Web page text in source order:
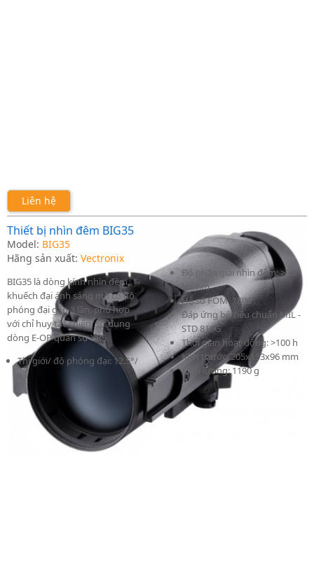
Liên hệ
Thiết bị nhìn đêm BIG35
Model: BIG35
Hãng sản xuất: Vectronix
BIG35 là dòng kính nhìn đêm
khuếch đại ánh sáng mờ có độ
phóng đại gấp 3 lần, phù hợp
với chỉ huy tác chiến, sử dụng
dòng E-OP quân sự XR5.
Thị giới/ độ phóng đại: 12.5°/
x3
Độ phân giải nhìn đêm: >3.2
lp/mm
Hệ số FOM: 1800
Đáp ứng bộ tiêu chuẩn MIL -
STD 810G
Thời gian hoạt động: >100 h
Kích thước: 205x153x96 mm
Khối lượng: 1190 g